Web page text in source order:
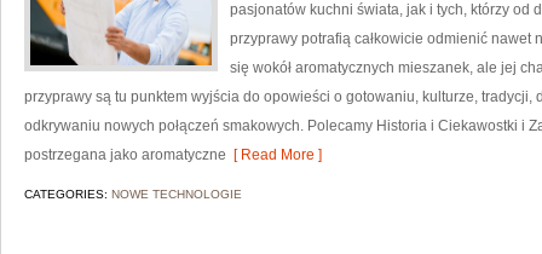
pasjonatów kuchni świata, jak i tych, którzy od
przyprawy potrafią całkowicie odmienić nawet
się wokół aromatycznych mieszanek, ale jej
przyprawy są tu punktem wyjścia do opowieści o gotowaniu, kulturze, tradycji,
odkrywaniu nowych połączeń smakowych. Polecamy Historia i Ciekawostki i
postrzegana jako aromatyczne [ Read More ]
CATEGORIES: NOWE TECHNOLOGIE